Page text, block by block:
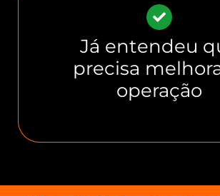
Já entendeu
precisa
operação